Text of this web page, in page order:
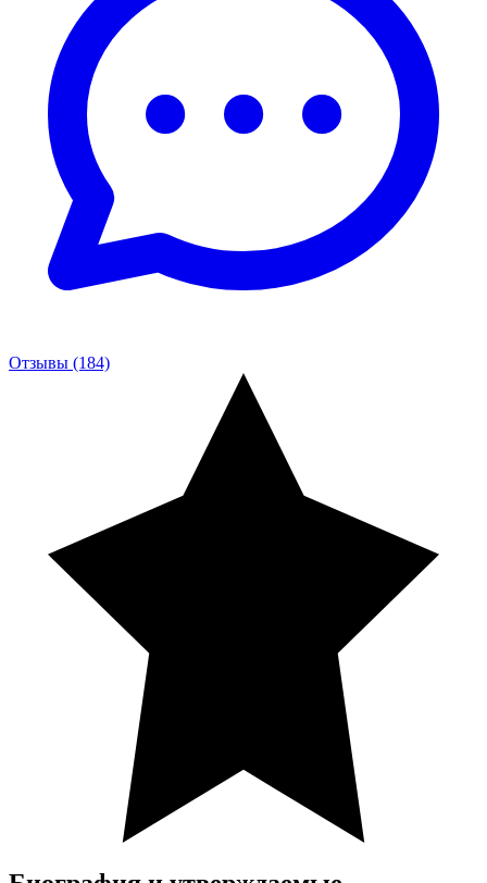
Отзывы (184)